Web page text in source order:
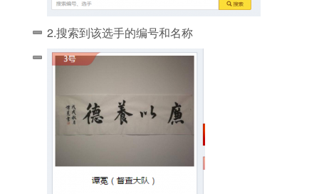
2.搜索到该选手的编号和名称